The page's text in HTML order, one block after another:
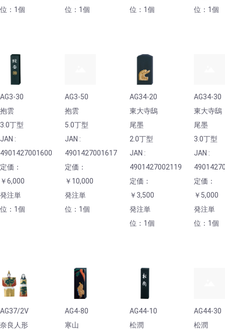
位：1個
位：1個
位：1個
位：1個
AG3-30
抱雲
3.0丁型
JAN :
4901427001600
定価：
￥6,000
発注単
位：1個
AG3-50
抱雲
5.0丁型
JAN :
4901427001617
定価：
￥10,000
発注単
位：1個
AG34-20
東大寺鴟
尾墨
2.0丁型
JAN :
4901427002119
定価：
￥3,500
発注単
位：1個
AG34-30
東大寺鴟
尾墨
3.0丁型
JAN :
定価：
￥5,000
発注単
位：1個
AG37/2V
奈良人形
AG4-80
寒山
AG44-10
松潤
AG44-30
松潤